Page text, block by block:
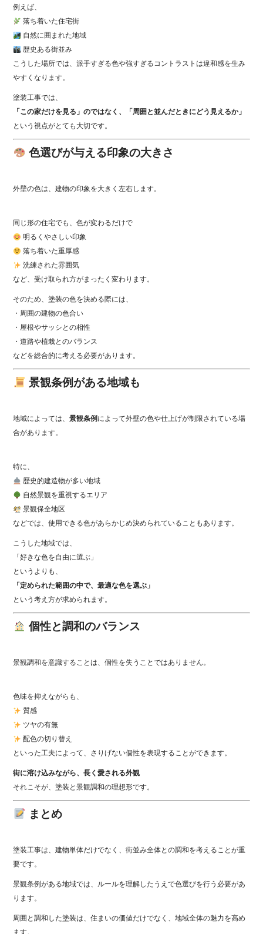
例えば、
落ち着いた住宅街
自然に囲まれた地域
歴史ある街並み
こうした場所では、派手すぎる色や強すぎるコントラストは違和感を生み
やすくなります。
塗装工事では、
「この家だけを見る」のではなく、「周囲と並んだときにどう見えるか」
という視点がとても大切です。
色選びが与える印象の大きさ
外壁の色は、建物の印象を大きく左右します。
同じ形の住宅でも、色が変わるだけで
明るくやさしい印象
落ち着いた重厚感
洗練された雰囲気
など、受け取られ方がまったく変わります。
そのため、塗装の色を決める際には、
・周囲の建物の色合い
・屋根やサッシとの相性
・道路や植栽とのバランス
などを総合的に考える必要があります。
景観条例がある地域も
地域によっては、景観条例 によって外壁の色や仕上げが制限されている場
合があります。
特に、
歴史的建造物が多い地域
自然景観を重視するエリア
景観保全地区
などでは、使用できる色があらかじめ決められていることもあります。
こうした地域では、
「好きな色を自由に選ぶ」
というよりも、
「定められた範囲の中で、最適な色を選ぶ」
という考え方が求められます。
個性と調和のバランス
景観調和を意識することは、個性を失うことではありません。
色味を抑えながらも、
質感
ツヤの有無
配色の切り替え
といった工夫によって、さりげない個性を表現することができます。
街に溶け込みながら、長く愛される外観
それこそが、塗装と景観調和の理想形です。
まとめ
塗装工事は、建物単体だけでなく、街並み全体との調和を考えることが重
要です。
景観条例がある地域では、ルールを理解したうえで色選びを行う必要があ
ります。
周囲と調和した塗装は、住まいの価値だけでなく、地域全体の魅力を高め